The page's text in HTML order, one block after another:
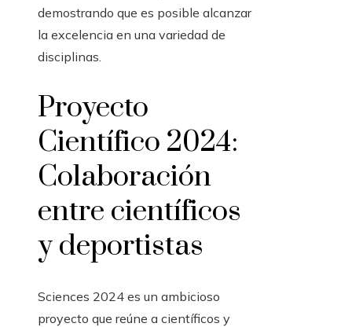
demostrando que es posible alcanzar
la excelencia en una variedad de
disciplinas.
Proyecto
Científico 2024:
Colaboración
entre científicos
y deportistas
Sciences 2024 es un ambicioso
proyecto que reúne a científicos y